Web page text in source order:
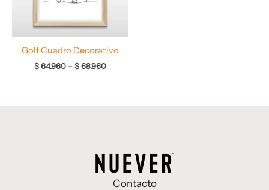
Golf Cuadro Decorativo
$64.960 –$68.960
Contacto